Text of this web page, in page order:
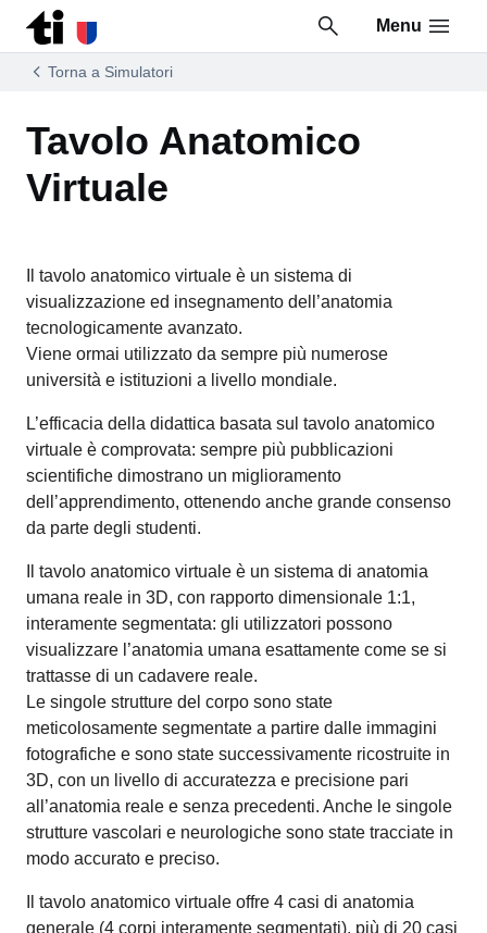
Vai al contenuto della pagina
Vai al piè di pagina
Menu
Torna a Simulatori
Tavolo Anatomico
Virtuale
Il tavolo anatomico virtuale è un sistema di
visualizzazione ed insegnamento dell’anatomia
tecnologicamente avanzato.
Viene ormai utilizzato da sempre più numerose
università e istituzioni a livello mondiale.
L’efficacia della didattica basata sul tavolo anatomico
virtuale è comprovata: sempre più pubblicazioni
scientifiche dimostrano un miglioramento
dell’apprendimento, ottenendo anche grande consenso
da parte degli studenti.
Il tavolo anatomico virtuale è un sistema di anatomia
umana reale in 3D, con rapporto dimensionale 1:1,
interamente segmentata: gli utilizzatori possono
visualizzare l’anatomia umana esattamente come se si
trattasse di un cadavere reale.
Le singole strutture del corpo sono state
meticolosamente segmentate a partire dalle immagini
fotografiche e sono state successivamente ricostruite in
3D, con un livello di accuratezza e precisione pari
all’anatomia reale e senza precedenti. Anche le singole
strutture vascolari e neurologiche sono state tracciate in
modo accurato e preciso.
Il tavolo anatomico virtuale offre 4 casi di anatomia
generale (4 corpi interamente segmentati), più di 20 casi